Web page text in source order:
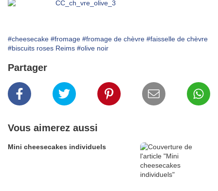
#cheesecake #fromage #fromage de chèvre #faisselle de chèvre
#biscuits roses Reims #olive noir
Partager
Vous aimerez aussi
Mini cheesecakes individuels